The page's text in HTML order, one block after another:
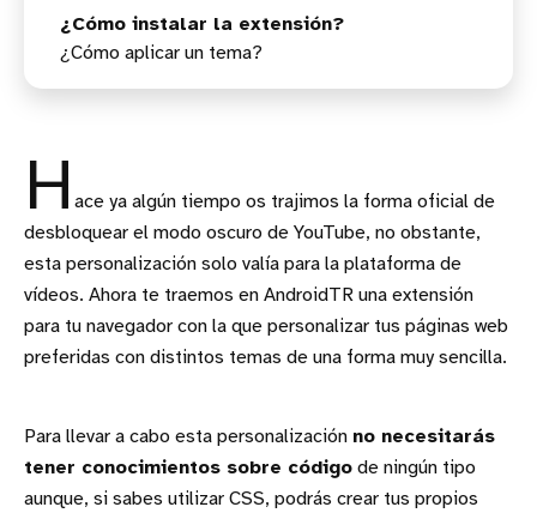
¿Cómo instalar la extensión?
¿Cómo aplicar un tema?
H ace ya algún tiempo os trajimos la forma oficial de
desbloquear el modo oscuro de YouTube, no obstante,
esta personalización solo valía para la plataforma de
vídeos. Ahora te traemos en AndroidTR una extensión
para tu navegador con la que personalizar tus páginas web
preferidas con distintos temas de una forma muy sencilla.
Para llevar a cabo esta personalización no necesitarás
tener conocimientos sobre código de ningún tipo
aunque, si sabes utilizar CSS, podrás crear tus propios